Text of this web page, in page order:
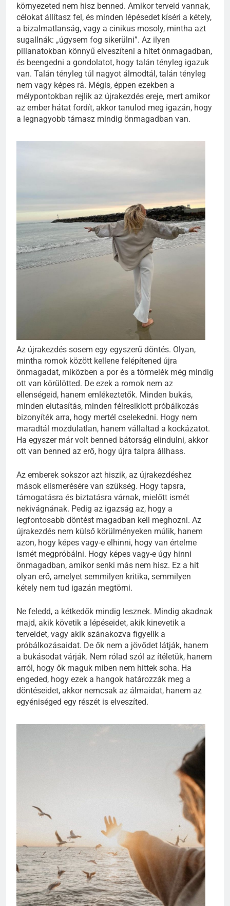
környezeted nem hisz benned. Amikor terveid vannak,
célokat állítasz fel, és minden lépésedet kíséri a kétely,
a bizalmatlanság, vagy a cinikus mosoly, mintha azt
sugallnák: „úgysem fog sikerülni”. Az ilyen
pillanatokban könnyű elveszíteni a hitet önmagadban,
és beengedni a gondolatot, hogy talán tényleg igazuk
van. Talán tényleg túl nagyot álmodtál, talán tényleg
nem vagy képes rá. Mégis, éppen ezekben a
mélypontokban rejlik az újrakezdés ereje, mert amikor
az ember hátat fordít, akkor tanulod meg igazán, hogy
a legnagyobb támasz mindig önmagadban van.
Az újrakezdés sosem egy egyszerű döntés. Olyan,
mintha romok között kellene felépítened újra
önmagadat, miközben a por és a törmelék még mindig
ott van körülötted. De ezek a romok nem az
ellenségeid, hanem emlékeztetők. Minden bukás,
minden elutasítás, minden félresiklott próbálkozás
bizonyíték arra, hogy mertél cselekedni. Hogy nem
maradtál mozdulatlan, hanem vállaltad a kockázatot.
Ha egyszer már volt benned bátorság elindulni, akkor
ott van benned az erő, hogy újra talpra állhass.
Az emberek sokszor azt hiszik, az újrakezdéshez
mások elismerésére van szükség. Hogy tapsra,
támogatásra és biztatásra várnak, mielőtt ismét
nekivágnának. Pedig az igazság az, hogy a
legfontosabb döntést magadban kell meghozni. Az
újrakezdés nem külső körülményeken múlik, hanem
azon, hogy képes vagy-e elhinni, hogy van értelme
ismét megpróbálni. Hogy képes vagy-e úgy hinni
önmagadban, amikor senki más nem hisz. Ez a hit
olyan erő, amelyet semmilyen kritika, semmilyen
kétely nem tud igazán megtörni.
Ne feledd, a kétkedők mindig lesznek. Mindig akadnak
majd, akik követik a lépéseidet, akik kinevetik a
terveidet, vagy akik szánakozva figyelik a
próbálkozásaidat. De ők nem a jövődet látják, hanem
a bukásodat várják. Nem rólad szól az ítéletük, hanem
arról, hogy ők maguk miben nem hittek soha. Ha
engeded, hogy ezek a hangok határozzák meg a
döntéseidet, akkor nemcsak az álmaidat, hanem az
egyéniséged egy részét is elveszíted.